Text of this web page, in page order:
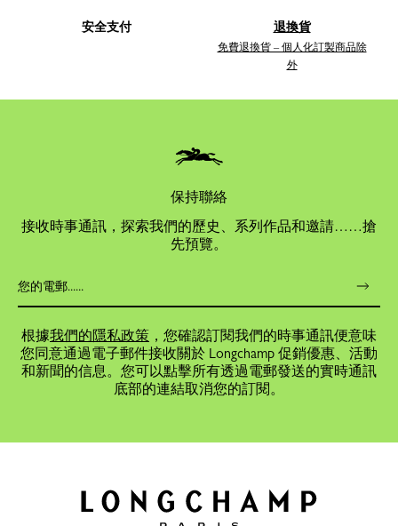
安全支付 退換貨
免費退換貨 – 個人化訂製商品除
外
保持聯絡
接收時事通訊，探索我們的歷史、系列作品和邀請……搶
先預覽。
根據我們的隱私政策 ，您確認訂閱我們的時事通訊便意味
您同意通過電子郵件接收關於 Longchamp 促銷優惠、活動
和新聞的信息。您可以點擊所有透過電郵發送的實時通訊
底部的連結取消您的訂閱。